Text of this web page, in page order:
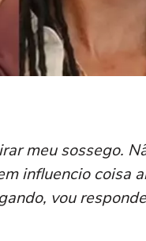
meu sossego.
influencio coisa
vou